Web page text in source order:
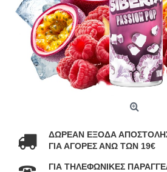
ΔΩΡΕΑΝ ΕΞΟΔΑ
ΓΙΑ ΑΓΟΡΕΣ ΑΝΩ ΤΩΝ 19€
ΓΙΑ ΤΗΛΕΦΩΝΙΚΕΣ